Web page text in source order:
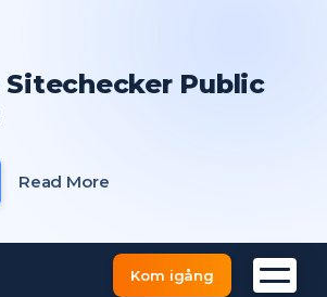
Sitechecker Public
Read More
SEO Verktyg
Kom igång